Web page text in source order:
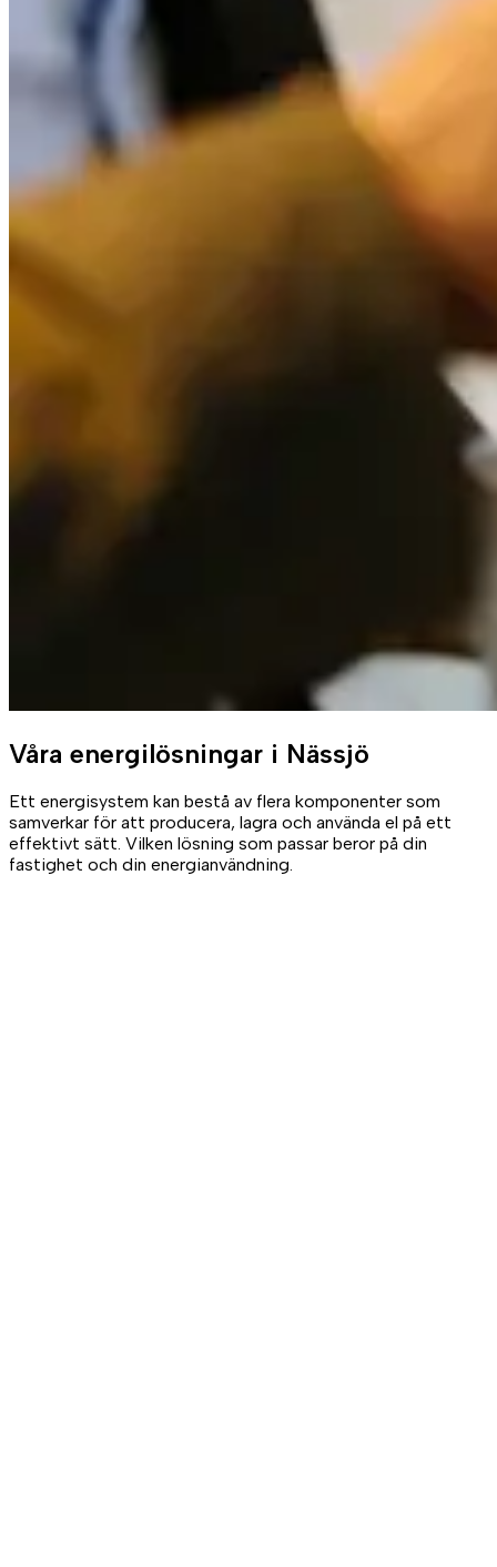
Våra energilösningar i Nässjö
Ett energisystem kan bestå av flera komponenter som
samverkar för att producera, lagra och använda el på ett
effektivt sätt. Vilken lösning som passar beror på din
fastighet och din energianvändning.